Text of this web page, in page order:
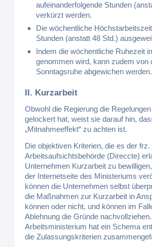
aufeinanderfolgende Stunden
verkürzt werden.
Die wöchentliche
Stunden (anstatt 48 Std.)
Indem die wöchentliche Ruhezeit
genommen wird, kann zudem von
Sonntagsruhe abgewichen werden.
II. Kurzarbeit
Obwohl die Regierung die
gelockert hat, weist sie darauf hin,
„Mitnahmeeffekt“ zu achten ist.
Die objektiven Kriterien, die es der frz.
Arbeitsaufsichtsbehörde (Direccte)
Unternehmen Kurzarbeit zu
der Internetseite des Ministeriums
können die Unternehmen selbst
die Maßnahmen zur Kurzarbeit in
können oder nicht, und können im
Ablehnung die Gründe
Arbeitsministerium hat ein Schema
die Zulassungskriterien